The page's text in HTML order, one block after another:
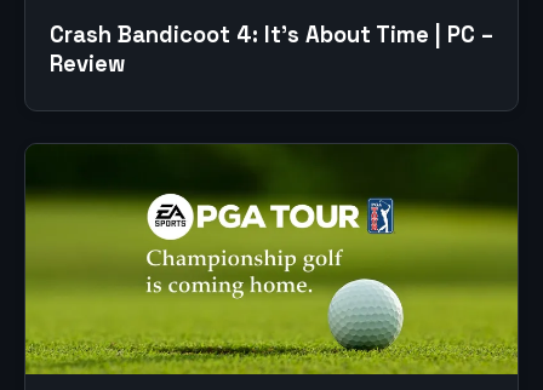
Crash Bandicoot 4: It’s About Time | PC –
Review